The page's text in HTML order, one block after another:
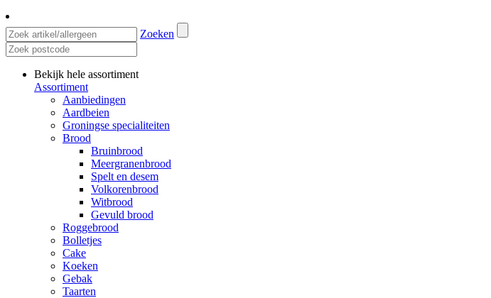
Zoeken
Bekijk hele assortiment
Assortiment
Aanbiedingen
Aardbeien
Groningse specialiteiten
Brood
Bruinbrood
Meergranenbrood
Spelt en desem
Volkorenbrood
Witbrood
Gevuld brood
Roggebrood
Bolletjes
Cake
Koeken
Gebak
Taarten